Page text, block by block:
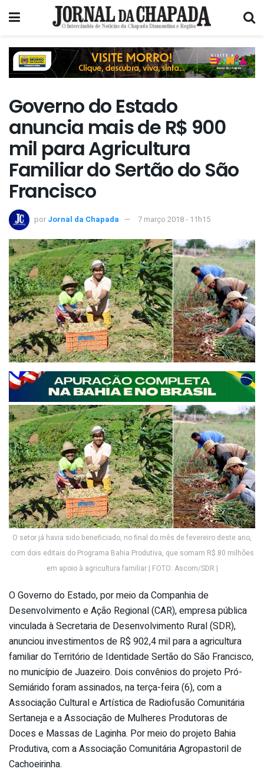
Governo do Estado
anuncia mais de R$ 900
mil para Agricultura
Familiar do Sertão do São
Francisco
por Jornal da Chapada 7 março 2018 - 11h15
O setor já havia sido beneficiado, no final do mês de fevereiro deste ano,
com dois editais do Programa Bahia Produtiva, que somam R$ 80 milhões
em apoio à agricultura familiar | FOTO: Ascom/SDR |
O Governo do Estado, por meio da Companhia de
Desenvolvimento e Ação Regional (CAR), empresa pública
vinculada à Secretaria de Desenvolvimento Rural (SDR),
anunciou investimentos de R$ 902,4 mil para a agricultura
familiar do Território de Identidade Sertão do São Francisco,
no município de Juazeiro. Dois convênios do projeto Pró-
Semiárido foram assinados, na terça-feira (6), com a
Associação Cultural e Artística de Radiofusão Comunitária
Sertaneja e a Associação de Mulheres Produtoras de
Doces e Massas de Laginha. Por meio do projeto Bahia
Produtiva, com a Associação Comunitária Agropastoril de
Cachoeirinha.